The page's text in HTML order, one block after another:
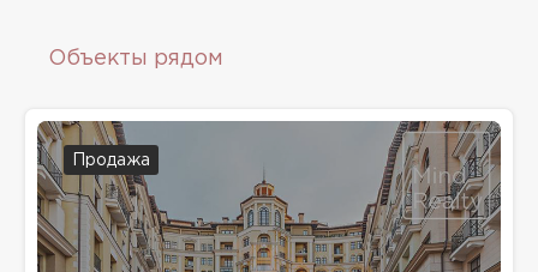
Объекты рядом
Продажа